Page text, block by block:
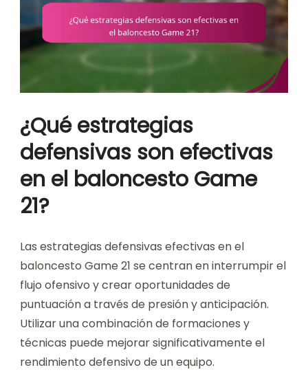
¿Qué estrategias
defensivas son efectivas
en el baloncesto Game
21?
Las estrategias defensivas efectivas en el
baloncesto Game 21 se centran en interrumpir el
flujo ofensivo y crear oportunidades de
puntuación a través de presión y anticipación.
Utilizar una combinación de formaciones y
técnicas puede mejorar significativamente el
rendimiento defensivo de un equipo.